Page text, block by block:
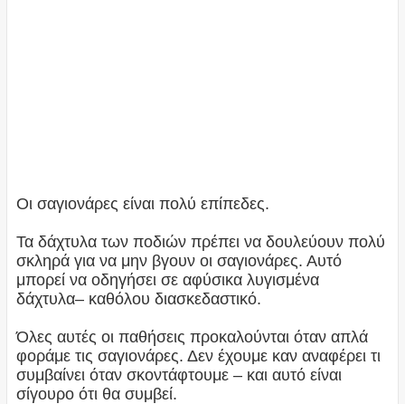
Οι σαγιονάρες είναι πολύ επίπεδες.
Τα δάχτυλα των ποδιών πρέπει να δουλεύουν πολύ
σκληρά για να μην βγουν οι σαγιονάρες. Αυτό
μπορεί να οδηγήσει σε αφύσικα λυγισμένα
δάχτυλα– καθόλου διασκεδαστικό.
Όλες αυτές οι παθήσεις προκαλούνται όταν απλά
φοράμε τις σαγιονάρες. Δεν έχουμε καν αναφέρει τι
συμβαίνει όταν σκοντάφτουμε – και αυτό είναι
σίγουρο ότι θα συμβεί.